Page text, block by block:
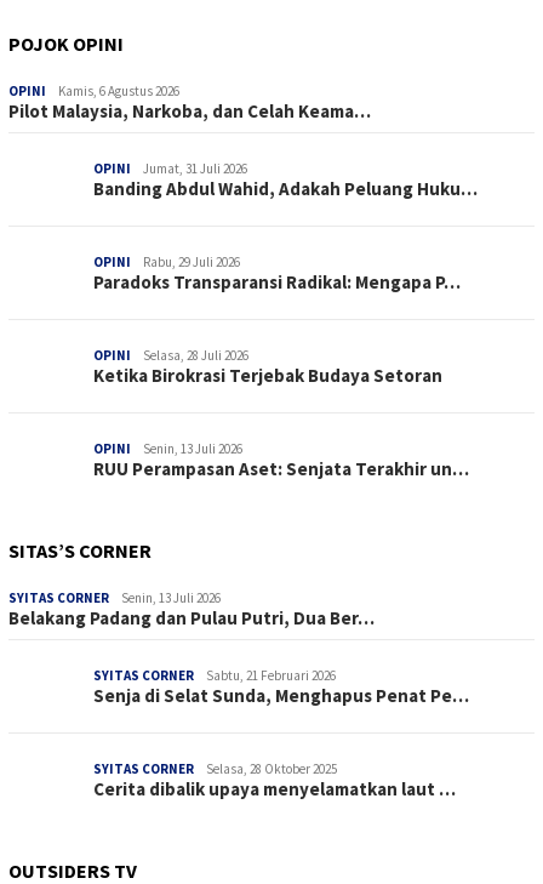
POJOK OPINI
OPINI Kamis, 6 Agustus 2026
Pilot Malaysia, Narkoba, dan Celah Keama…
OPINI Jumat, 31 Juli 2026
Banding Abdul Wahid, Adakah Peluang Huku…
OPINI Rabu, 29 Juli 2026
Paradoks Transparansi Radikal: Mengapa P…
OPINI Selasa, 28 Juli 2026
Ketika Birokrasi Terjebak Budaya Setoran
OPINI Senin, 13 Juli 2026
RUU Perampasan Aset: Senjata Terakhir un…
SITAS’S CORNER
SYITAS CORNER Senin, 13 Juli 2026
Belakang Padang dan Pulau Putri, Dua Ber…
SYITAS CORNER Sabtu, 21 Februari 2026
Senja di Selat Sunda, Menghapus Penat Pe…
SYITAS CORNER Selasa, 28 Oktober 2025
Cerita dibalik upaya menyelamatkan laut …
OUTSIDERS TV